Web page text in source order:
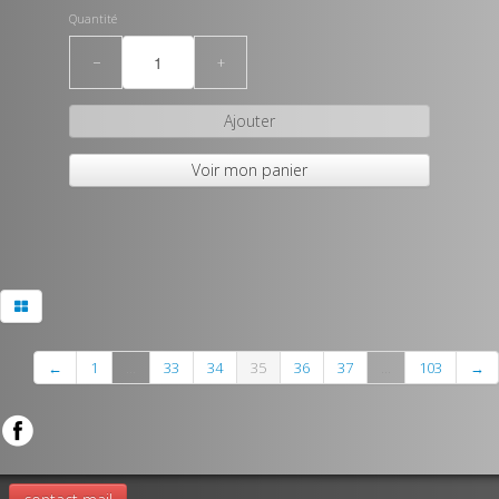
Quantité
− +
Ajouter
Voir mon panier
← 1 33 34 35 36 37 103 →